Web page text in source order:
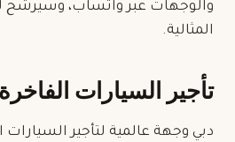
والوجهات عبر واتساب، وسيرشح
المثالية.
تأجير السيارات
دبي وجهة عالمية لتأجير السيارات